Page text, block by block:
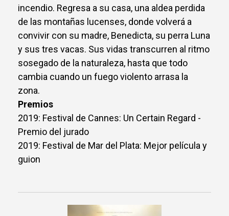
incendio. Regresa a su casa, una aldea perdida
de las montañas lucenses, donde volverá a
convivir con su madre, Benedicta, su perra Luna
y sus tres vacas. Sus vidas transcurren al ritmo
sosegado de la naturaleza, hasta que todo
cambia cuando un fuego violento arrasa la
zona.
Premios
2019: Festival de Cannes: Un Certain Regard -
Premio del jurado
2019: Festival de Mar del Plata: Mejor película y
guion